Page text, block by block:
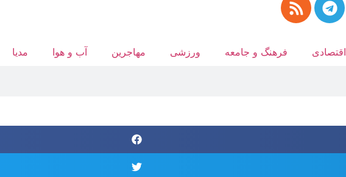
اقتصادی فرهنگ و جامعه ورزشی مهاجرین آب‌ و هوا مدیا